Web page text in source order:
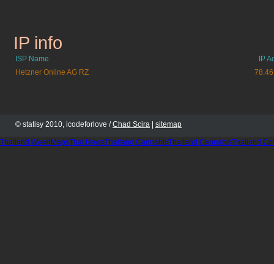
freie-sicht.org
IP info
ISP Name
IP
Hetzner Online AG RZ
© statisy 2010, icodeforlove /Chad Scira sitemap
Thailand WeedMapsThai NewsThailand CannabisThailand CannabisThailand